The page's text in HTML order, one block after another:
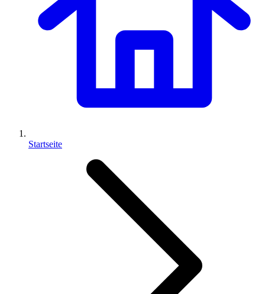
Startseite